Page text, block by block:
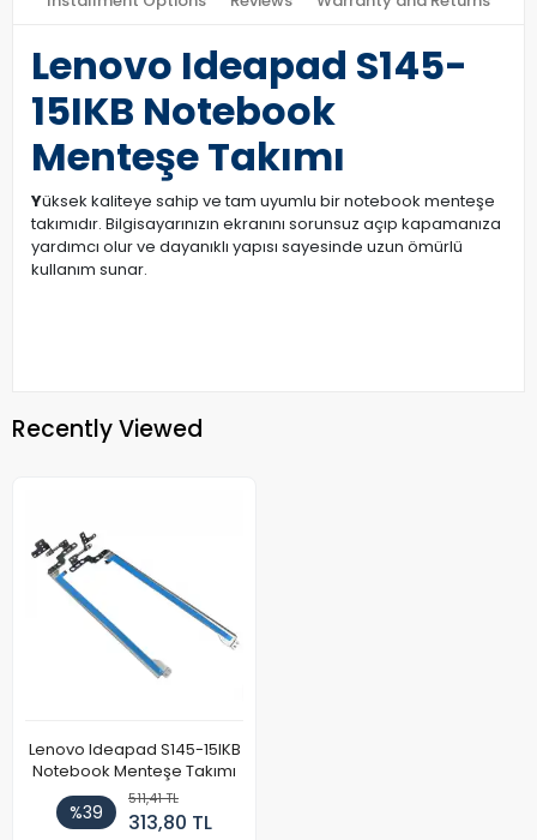
Lenovo Ideapad S145-
15IKB Notebook
Menteşe Takımı
Yüksek kaliteye sahip ve tam uyumlu bir notebook menteşe
takımıdır. Bilgisayarınızın ekranını sorunsuz açıp kapamanıza
yardımcı olur ve dayanıklı yapısı sayesinde uzun ömürlü
kullanım sunar.
Recently Viewed
Lenovo Ideapad S145-15IKB
Notebook Menteşe Takımı
%39
511,41 TL
313,80 TL